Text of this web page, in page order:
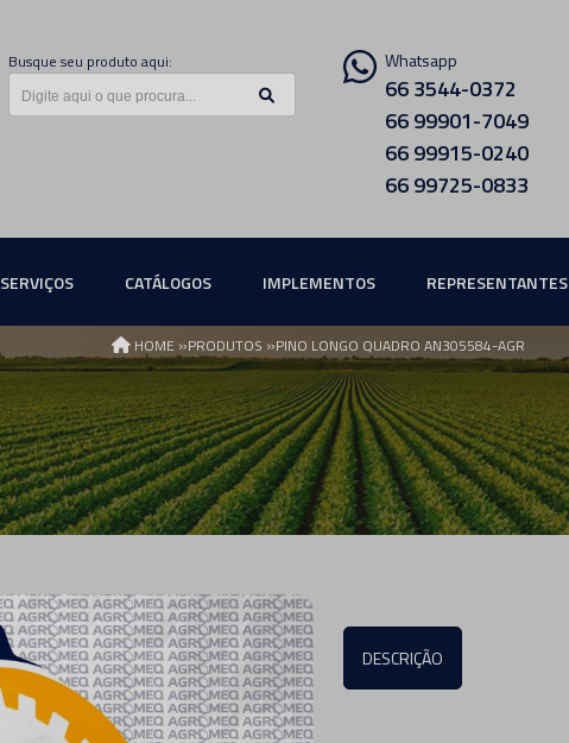
Busque seu produto aqui: Whatsapp
66 3544-0372
66 99901-7049
66 99915-0240
66 99725-0833
SERVIÇOS CATÁLOGOS IMPLEMENTOS REPRESENTANTES
HOME »PRODUTOS »PINO LONGO QUADRO AN305584-AGR
DESCRIÇÃO